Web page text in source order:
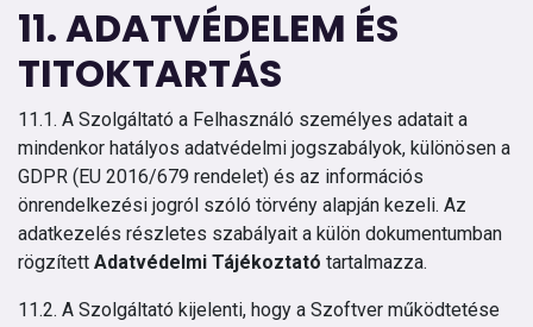
11. ADATVÉDELEM ÉS
TITOKTARTÁS
11.1. A Szolgáltató a Felhasználó személyes adatait a
mindenkor hatályos adatvédelmi jogszabályok, különösen a
GDPR (EU 2016/679 rendelet) és az információs
önrendelkezési jogról szóló törvény alapján kezeli. Az
adatkezelés részletes szabályait a külön dokumentumban
rögzített Adatvédelmi Tájékoztató tartalmazza.
11.2. A Szolgáltató kijelenti, hogy a Szoftver működtetése